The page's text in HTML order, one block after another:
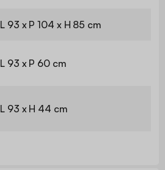
L 93 x P 104 x H 85 cm
L 93 x P 60 cm
L 93 x H 44 cm